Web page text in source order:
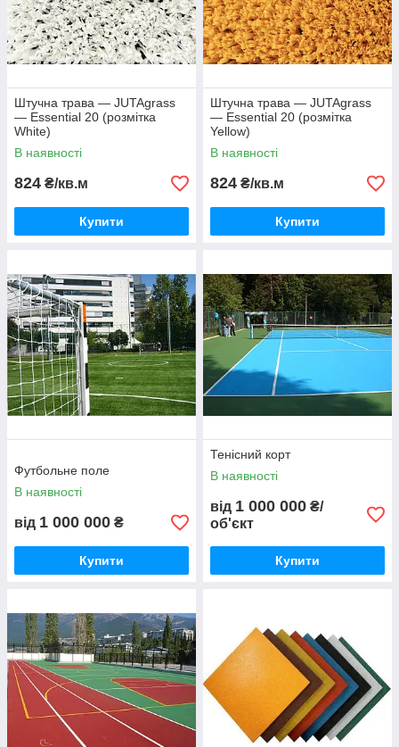
Штучна трава — JUTAgrass
— Essential 20 (розмітка
White)
В наявності
824 ₴/кв.м
Купити
Штучна трава — JUTAgrass
— Essential 20 (розмітка
Yellow)
В наявності
824 ₴/кв.м
Купити
Футбольне поле
В наявності
від 1 000 000 ₴
Купити
Тенісний корт
В наявності
від 1 000 000 ₴/
об'єкт
Купити